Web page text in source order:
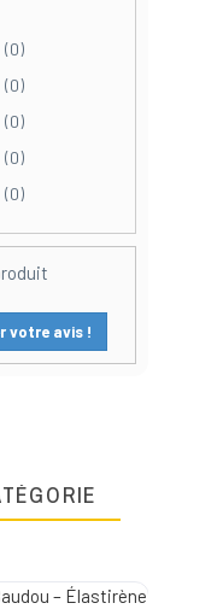
(0)
(0)
(0)
(0)
(0)
votre avis !